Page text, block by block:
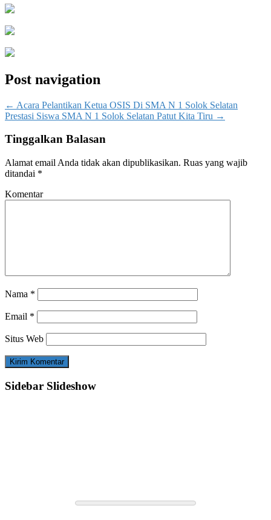
Post navigation
← Acara Pelantikan Ketua OSIS Di SMA N 1 Solok Selatan
Prestasi Siswa SMA N 1 Solok Selatan Patut Kita Tiru →
Tinggalkan Balasan
Alamat email Anda tidak akan dipublikasikan. Ruas yang wajib
ditandai *
Komentar
Nama *
Email *
Situs Web
Sidebar Slideshow